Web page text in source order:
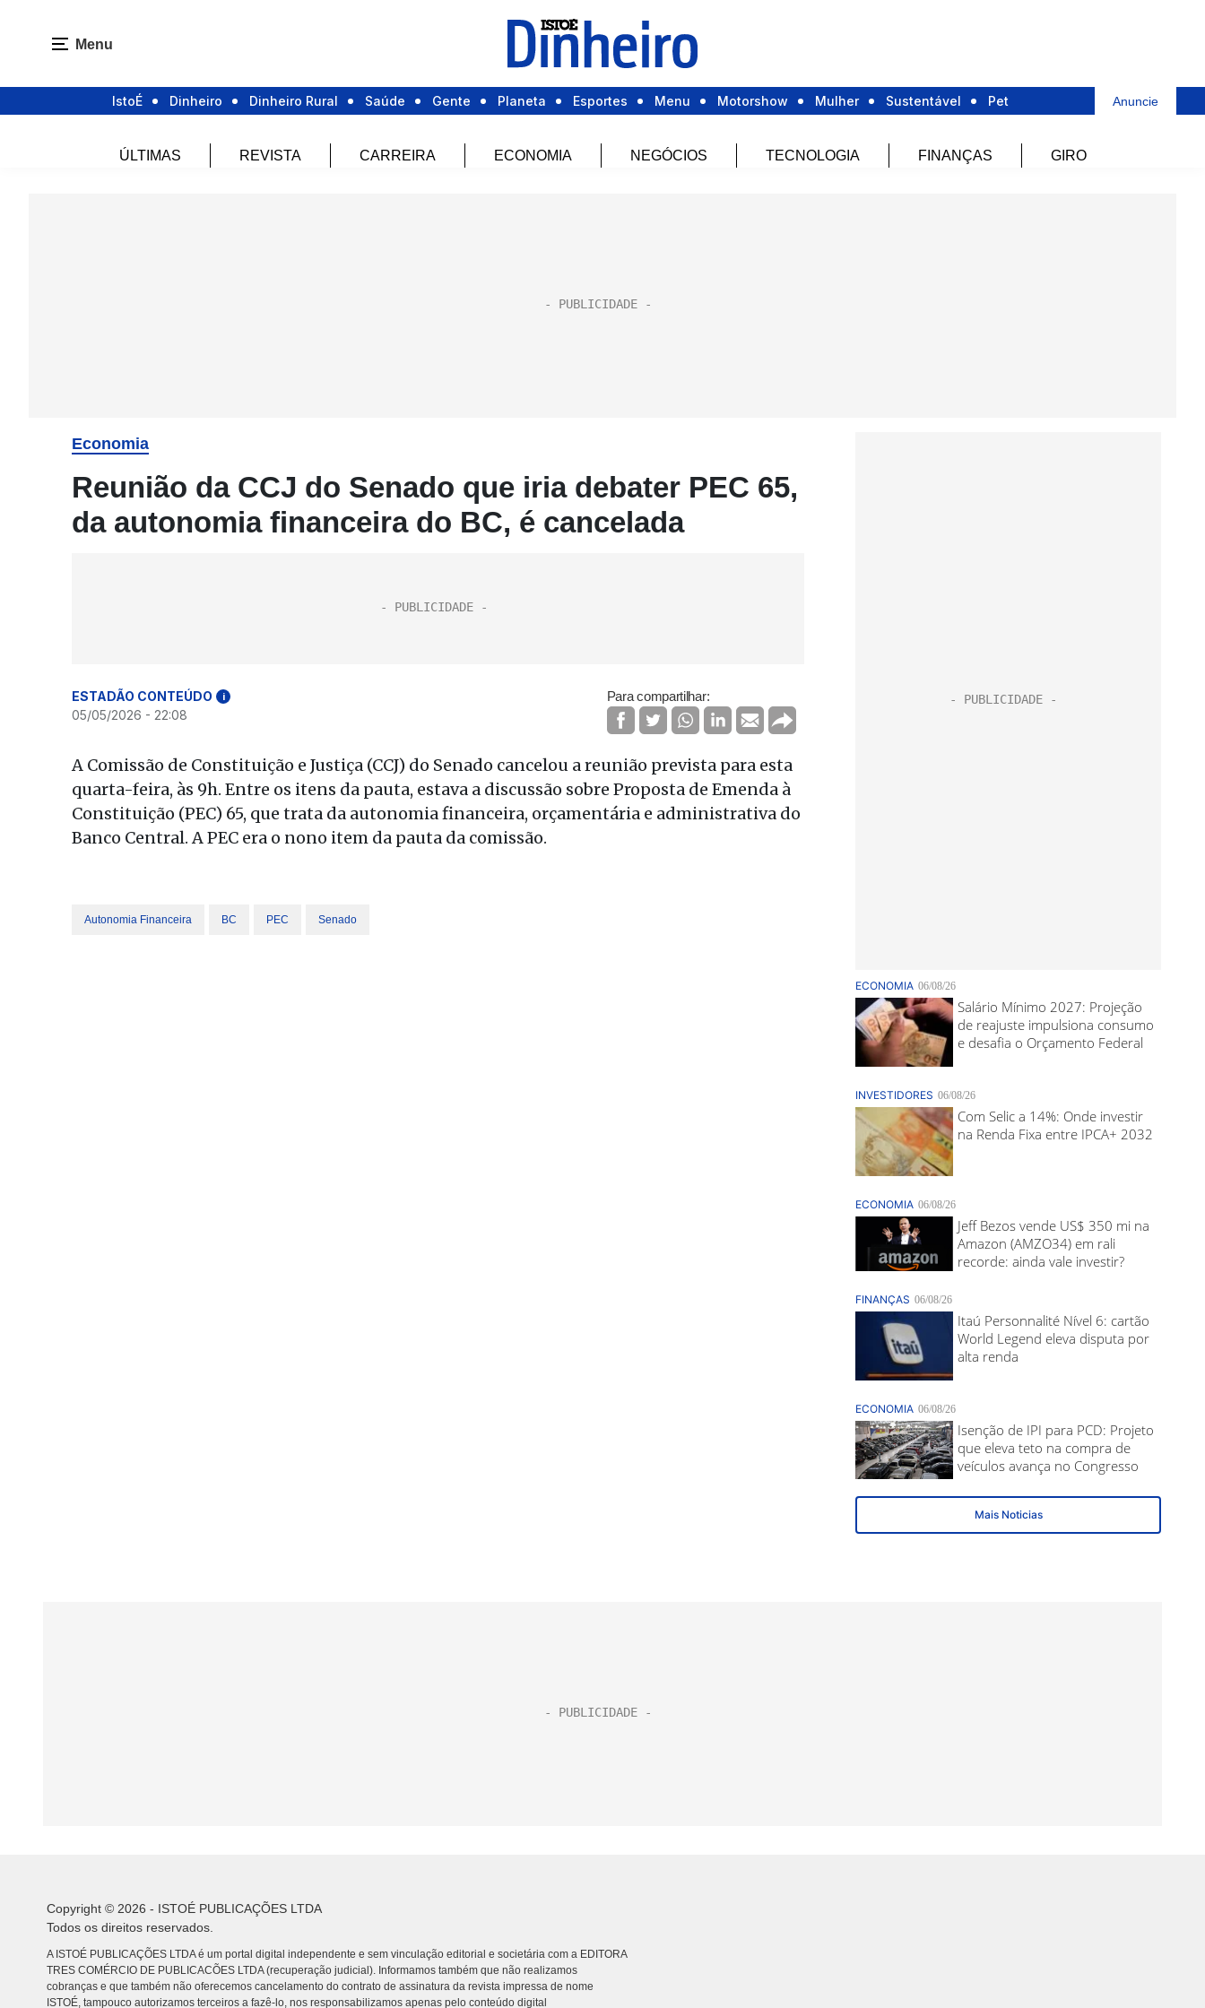
Menu
IstoÉ Dinheiro Dinheiro Rural Saúde Gente Planeta Esportes Menu Motorshow Mulher Sustentável Pet Anuncie
ÚLTIMAS REVISTA CARREIRA ECONOMIA NEGÓCIOS TECNOLOGIA FINANÇAS GIRO
Economia
Reunião da CCJ do Senado que iria debater PEC 65,
da autonomia financeira do BC, é cancelada
ESTADÃO CONTEÚDO i
05/05/2026 - 22:08
Para compartilhar:
A Comissão de Constituição e Justiça (CCJ) do Senado cancelou a reunião prevista para esta
quarta-feira, às 9h. Entre os itens da pauta, estava a discussão sobre Proposta de Emenda à
Constituição (PEC) 65, que trata da autonomia financeira, orçamentária e administrativa do
Banco Central. A PEC era o nono item da pauta da comissão.
Autonomia Financeira BC PEC Senado
Copyright © 2026 - ISTOÉ PUBLICAÇÕES LTDA
Todos os direitos reservados.
A ISTOÉ PUBLICAÇÕES LTDA é um portal digital independente e sem vinculação editorial e societária com a EDITORA
TRES COMÉRCIO DE PUBLICACÕES LTDA (recuperação judicial). Informamos também que não realizamos
cobranças e que também não oferecemos cancelamento do contrato de assinatura da revista impressa de nome
ISTOÉ, tampouco autorizamos terceiros a fazê-lo, nos responsabilizamos apenas pelo conteúdo digital